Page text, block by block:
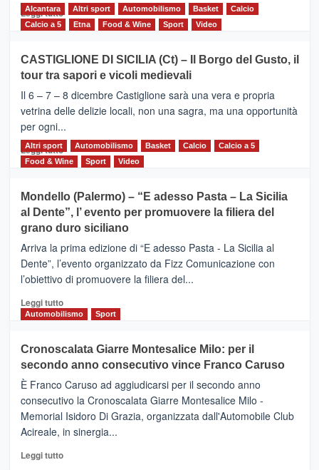
Leggi tutto Leggi
MOIO
ALCANTARA
–
Vivicittà,
alla
scoperta
del
territorio,
e
messaggi
di
Alcantara Altri sport Automobilismo Basket
Calcio
Calcio a 5
Etna Food & Wine Sport Video
CASTIGLIONE DI SICILIA (Ct) – Il Borgo del Gusto, il
tour tra sapori e vicoli medievali
Il 6 – 7 – 8 dicembre Castiglione sarà una vera e propria
vetrina delle delizie locali, non una sagra, ma una opportunità
per ogni...
Leggi tuttoLeggi
di
CASTIGLIONE
DI
SICILIA
(Ct)
–
Il
Borgo
Gusto,
il
tra
sapori
vicoli
medievali
Altri sport Automobilismo Basket Calcio
Calcio a 5
Food & Wine
Sport Video
Mondello (Palermo) – “E adesso Pasta – La Sicilia
al Dente”, l’ evento per promuovere la filiera del
grano duro siciliano
Arriva la prima edizione di “E adesso Pasta - La Sicilia al
Dente”, l’evento organizzato da Fizz Comunicazione con
l’obiettivo di promuovere la filiera del...
Leggi tuttoLeggi
di
Mondello
(Palermo)
–
“E
adesso
Pasta
–
Sicilia
Automobilismo Sport
Cronoscalata Giarre Montesalice Milo: per il
secondo anno consecutivo vince Franco Caruso
È Franco Caruso ad aggiudicarsi per il secondo anno
consecutivo la Cronoscalata Giarre Montesalice Milo -
Memorial Isidoro Di Grazia, organizzata dall'Automobile Club
Acireale, in sinergia...
Leggi tuttoLeggi